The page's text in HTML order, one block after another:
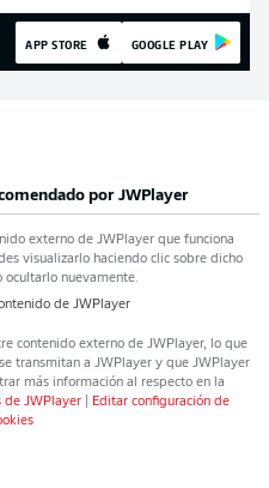
APP STORE GOOGLE PLAY
por JWPlayer
externo de JWPlayerque funciona
visualizarlo haciendo clic sobre dicho
ocultarlo nuevamente.
de JWPlayer
contenido externo de JWPlayer, lo que
transmitan a JWPlayery que JWPlayer
más información al respecto en la
de JWPlayer
Editar configuración de